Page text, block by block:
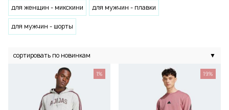
для женщин - микскини для мужчин - плавки
для мужчин - шорты
сортировать по новинкам ▼
1% 19%